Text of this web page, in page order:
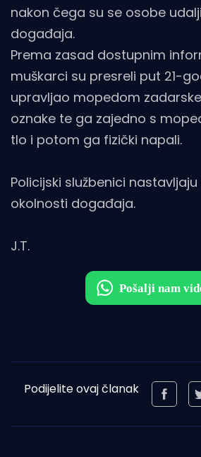
nakon čega su se osobe
događaja.
Prema zasad dostupnim
muškarci su presreli put 21-
upravljao mopedom
oznake te ga zajedno s
tlo i potom ga fizički napali.
Policijski službenici
okolnosti događaja.
J.T.
Podijelite ovaj članak